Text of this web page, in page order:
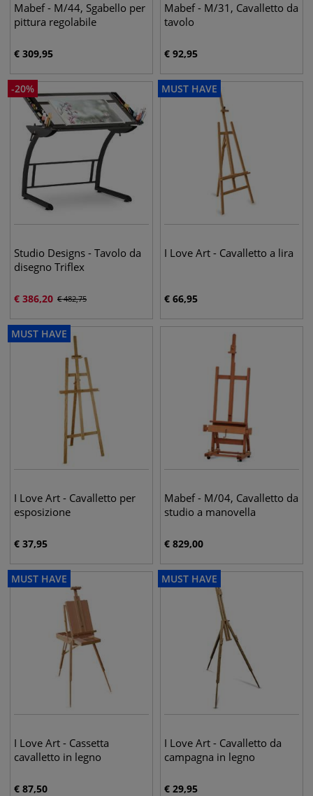
Mabef - M/44, Sgabello per
pittura regolabile
€ 309,95
Mabef - M/31, Cavalletto da
tavolo
€ 92,95
-20%
Studio Designs - Tavolo da
disegno Triflex
€ 386,20 €482,75
MUST HAVE
I Love Art - Cavalletto a lira
€ 66,95
MUST HAVE
I Love Art - Cavalletto per
esposizione
€ 37,95
Mabef - M/04, Cavalletto da
studio a manovella
€ 829,00
MUST HAVE
I Love Art - Cassetta
cavalletto in legno
€ 87,50
MUST HAVE
I Love Art - Cavalletto da
campagna in legno
€ 29,95